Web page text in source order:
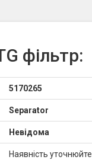
фільтр:
5170265
Separator
Невідома
Наявність уточнюйте